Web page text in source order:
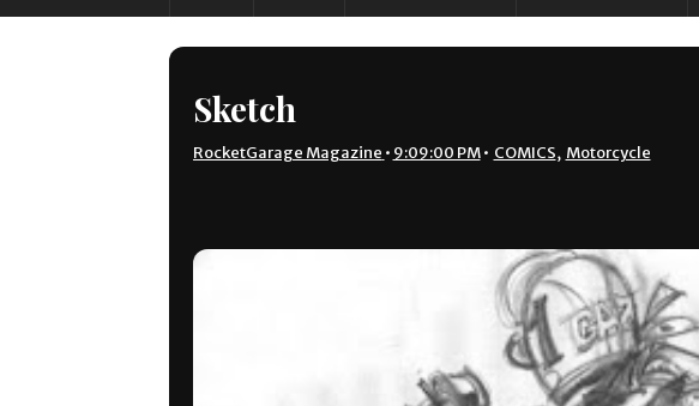
Sketch
RocketGarage Magazine • 9:09:00 PM • COMICS, Motorcycle